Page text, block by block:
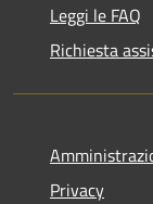
Leggi le FAQ
Richiesta
Privacy